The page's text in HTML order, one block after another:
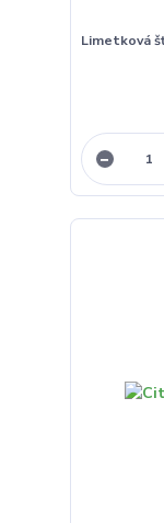
Limetková